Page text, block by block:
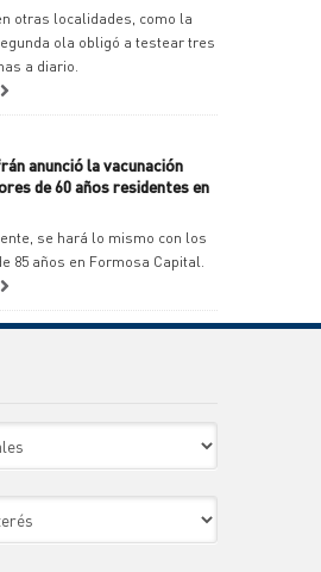
otras localidades, como la
ola obligó a testear tres
a diario.
anunció la vacunación
de 60 años residentes en
se hará lo mismo con los
85 años en Formosa Capital.